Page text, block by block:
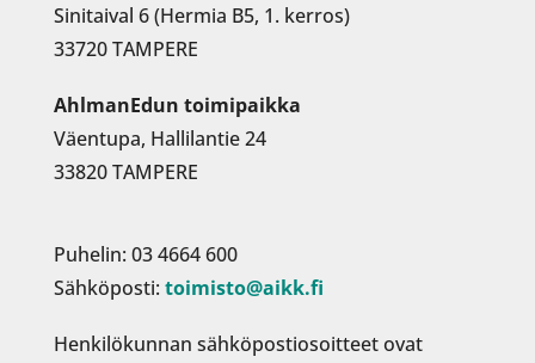
Sinitaival 6 (Hermia B5, 1. kerros)
33720 TAMPERE
AhlmanEdun toimipaikka
Väentupa, Hallilantie 24
33820 TAMPERE
Puhelin: 03 4664 600
Sähköposti: toimisto@aikk.fi
Henkilökunnan sähköpostiosoitteet ovat